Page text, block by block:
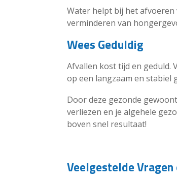
Water helpt bij het
verminderen van
Wees Geduldig
Afvallen kost tijd en geduld.
op een langzaam en stabiel
Door deze gezonde
verliezen en je algehele
boven snel resultaat!
Veelgestelde